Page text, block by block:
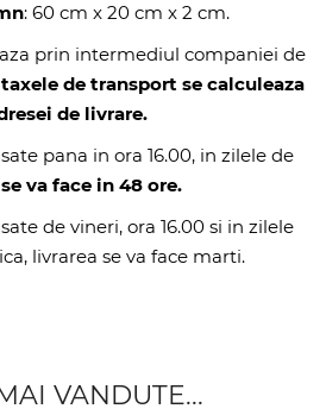
: 60 cm x 20 cm x 2 cm.
prin intermediul companiei de
de transport se calculeaza
de livrare.
pana in ora 16.00, in zilele de
va face in 48 ore.
de vineri, ora 16.00 si in zilele
livrarea se va face marti.
VANDUTE...